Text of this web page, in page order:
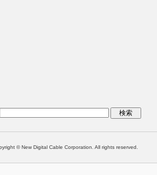
© New Digital Cable Corporation. All rights reserved.